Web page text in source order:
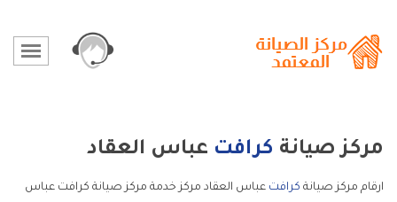
مركز صيانة كرافت عباس العقاد
ارقام مركز صيانة كرافت عباس العقاد مركز خدمة مركز صيانة كرافت عباس